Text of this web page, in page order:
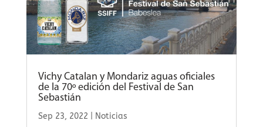
Vichy Catalan y Mondariz aguas oficiales
de la 70º edición del Festival de San
Sebastián
Sep 23, 2022
Noticias